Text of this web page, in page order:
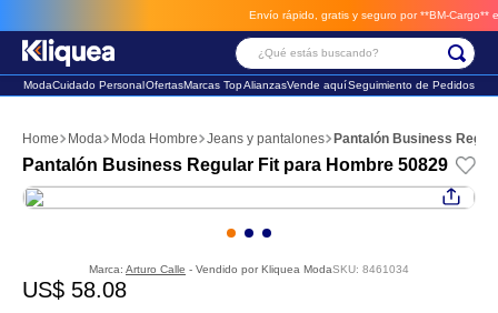
Envío rápido, gratis y seguro por **BM-Cargo**
¿Qué estás buscando?
ModaCuidado PersonalOfertasMarcas TopAlianzasVende aquíSeguimiento de Pedidos
Moda Moda Hombre Jeans y pantalones Pantalón Business
Pantalón Business Regular Fit para Hombre 50829
Marca: Arturo Calle - Vendido por Kliquea ModaSKU: 8461034
US$ 58.08
2. futbol